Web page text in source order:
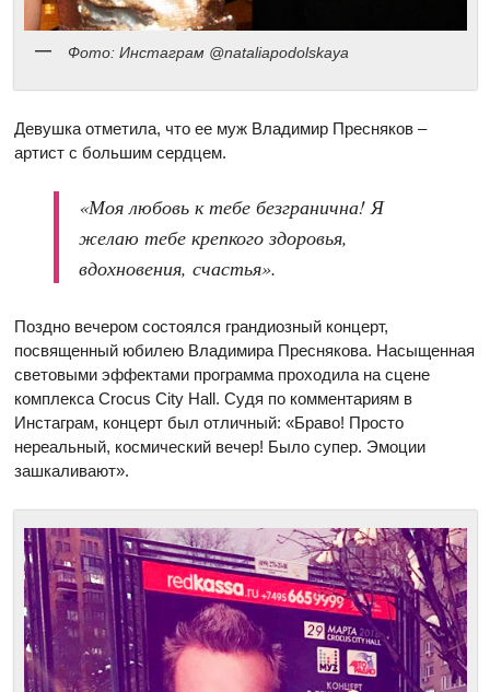
Фото: Инстаграм @nataliapodolskaya
Девушка отметила, что ее муж Владимир Пресняков –
артист с большим сердцем.
«Моя любовь к тебе безгранична! Я
желаю тебе крепкого здоровья,
вдохновения, счастья».
Поздно вечером состоялся грандиозный концерт,
посвященный юбилею Владимира Преснякова. Насыщенная
световыми эффектами программа проходила на сцене
комплекса Crocus City Hall. Судя по комментариям в
Инстаграм, концерт был отличный: «Браво! Просто
нереальный, космический вечер! Было супер. Эмоции
зашкаливают».